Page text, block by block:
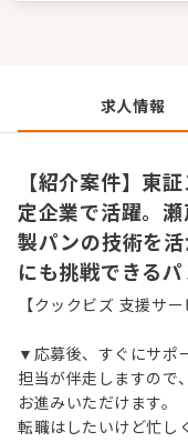
求人情報
【紹介案件】東
定企業で活躍。
製パンの技術を
にも挑戦できるパ
【クックビズ 支援サ
▼応募後、すぐにサポ
担当が伴走しますので
お進みいただけます。
転職はしたいけど忙し